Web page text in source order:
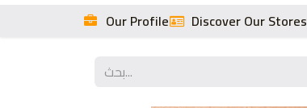
Our Profile Discover Our Stores